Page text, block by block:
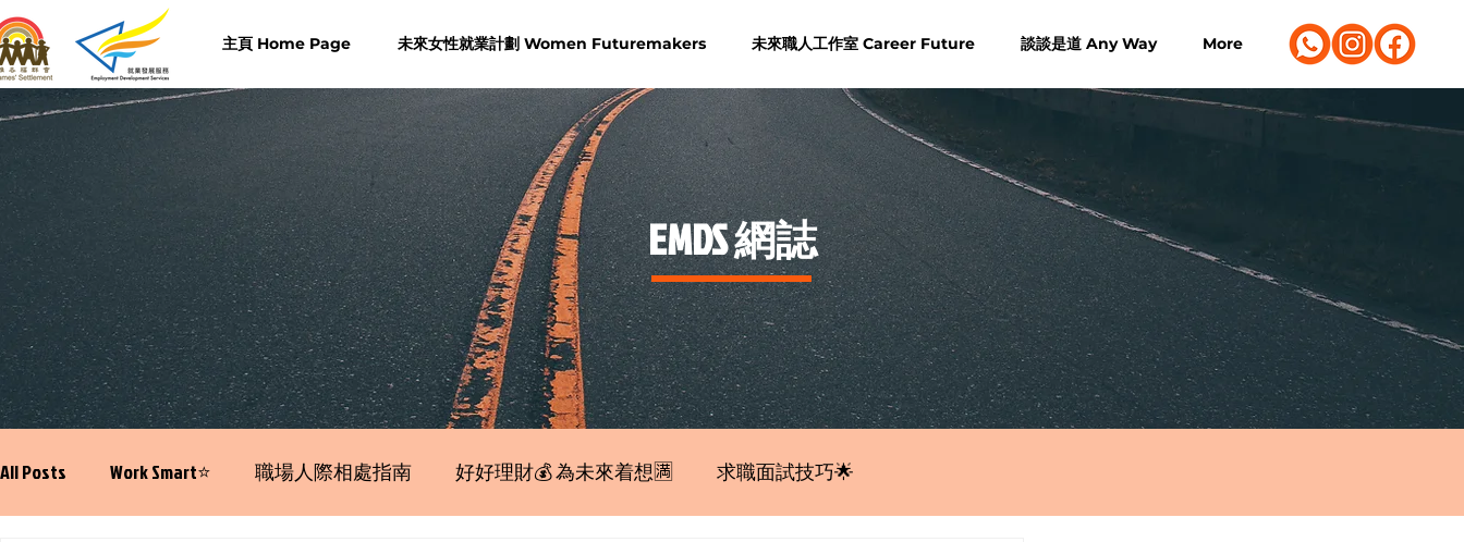
主頁 Home Page 未來女性就業計劃 Women Futuremakers 未來職人工作室 Career Future 談談是道 Any Way More
​EMDS 網誌
All Posts Work Smart⭐️ 職場人際相處指南 好好理財💰 為未來着想🈵 求職面試技巧🌟